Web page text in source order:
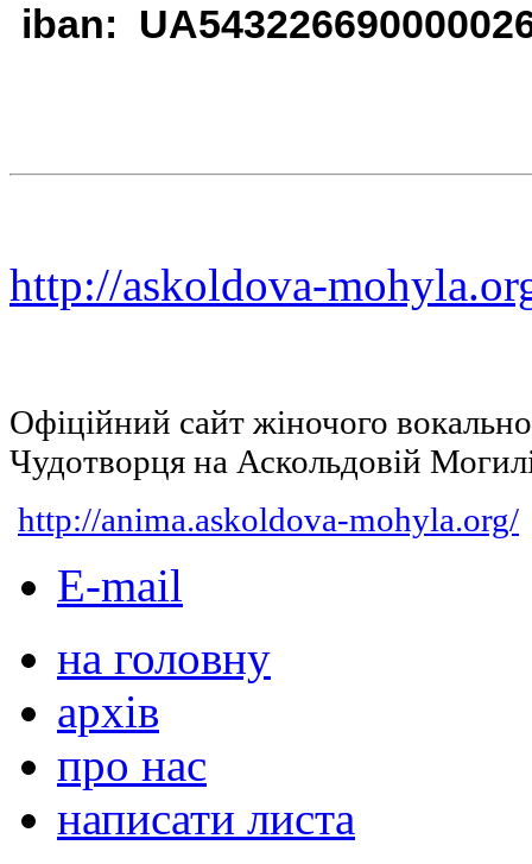
iban:
http://askoldova-
Офіційний сайт жіночого
Чудотворця на Аскольдовій
http://anima.askoldova-mohyla.org/
E-mail
на головну
архів
про нас
написати листа